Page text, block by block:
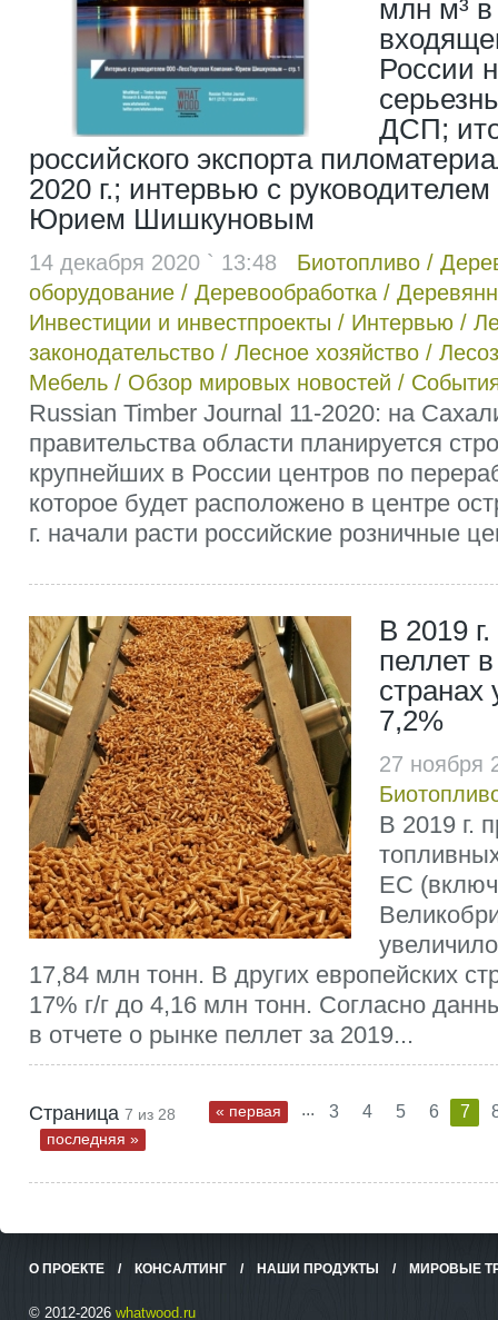
млн м³ в
России
ДСП;
российского экспорта
2020 г.; интервью с
Юрием Шишкуновым
14 декабря 2020 ` 13:48 Биотопливо /
оборудование / Деревообработка /
Инвестиции и инвестпроекты / Интервью /
законодательство / Лесное хозяйство /
Мебель / Обзор мировых новостей /
Russian Timber Journal 11-2020: на
правительства области планируется
крупнейших в России центров по
которое будет расположено в центре
г. начали расти российские розничные
В 2019
пеллет
странах
7,2%
27 ноября
В 2019 г.
ЕС
17,84 млн тонн. В других европейских
17% г/г до 4,16 млн тонн. Согласно
в отчете о рынке пеллет за 2019...
Страница 7 из 28 « первая ... 3 4 5 6 7
последняя »
О ПРОЕКТЕ / КОНСАЛТИНГ / НАШИ ПРОДУКТЫ / МИРОВЫЕ
© 2012-2026 whatwood.ru